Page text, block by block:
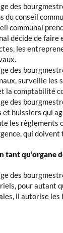
des
du conseil
communal
décide de
les
des
surveille les
la comptabilité
des
et huissiers qui
les règlements
qui
tant qu’organe
des
pour autant
il autorise les